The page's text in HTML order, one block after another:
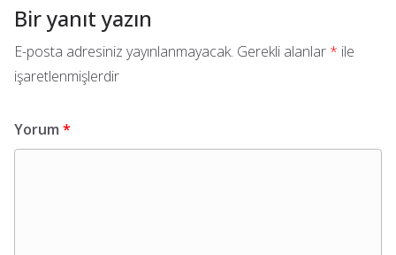
Bir yanıt yazın
E-posta adresiniz yayınlanmayacak. Gerekli alanlar * ile
işaretlenmişlerdir
Yorum *